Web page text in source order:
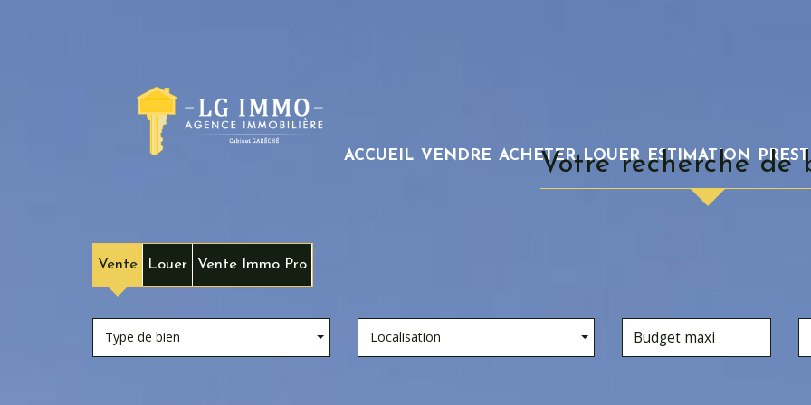
ACCUEIL VENDRE ACHETER LOUER ESTIMATION
Votre recherche de
Vente Louer Vente Immo Pro
Type de bien Localisation